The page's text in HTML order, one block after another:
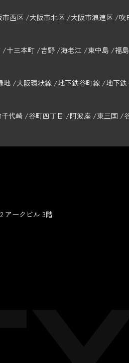
市西区 大阪市北区 大阪市浪速区 吹
十三本町 吉野 海老江 東中島 福島
地 大阪環状線 地下鉄谷町線 地下
千代崎 谷町四丁目 阿波座 東三国
アークビル 3階